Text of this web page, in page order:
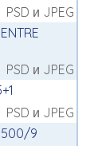
PSD и JPEG
PSD и JPEG
PSD и JPEG
9